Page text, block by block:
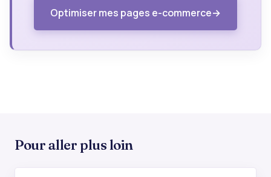
Optimiser mes pages e-commerce
Pour aller plus loin